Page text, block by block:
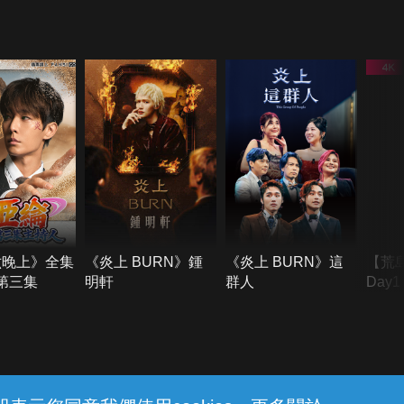
上》全集
三集
《炎上 BURN》鍾
明軒
《炎上 BURN》這
群人
【荒